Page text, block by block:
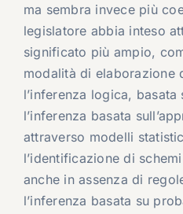
ma sembra invece più
legislatore abbia inteso
significato più ampio,
modalità di elaborazione
l’inferenza logica,
l’inferenza basata
attraverso modelli
l’identificazione di
anche in assenza di
l’inferenza basata su